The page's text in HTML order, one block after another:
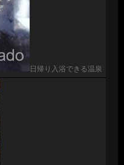
日帰り入浴できる温泉